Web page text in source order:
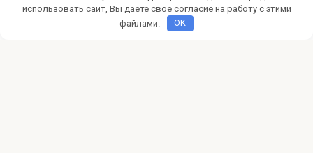
использовать сайт, Вы даете свое согласие на работу с этими
файлами.
OK